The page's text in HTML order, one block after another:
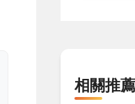
相關推薦